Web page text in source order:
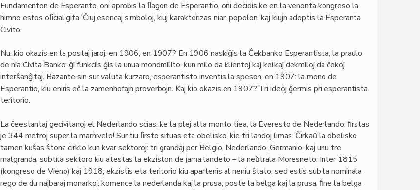
Fundamenton de Esperanto, oni aprobis la ﬂagon de Esperantio, oni decidis ke en la venonta kongreso la
himno estos oﬁcialigita. Ĉiuj esencaj simboloj, kiuj karakterizas nian popolon, kaj kiujn adoptis la Esperanta
Civito.
Nu, kio okazis en la postaj jaroj, en 1906, en 1907? En 1906 naskiĝis la Ĉekbanko Esperantista, la praulo
de nia Civita Banko: ĝi funkciis ĝis la unua mondmilito, kun milo da klientoj kaj kelkaj dekmiloj da ĉekoj
interŝanĝitaj. Bazante sin sur valuta kurzaro, esperantisto inventis la speson, en 1907: la mono de
Esperantio, kiu eniris eĉ la zamenhofajn proverbojn. Kaj kio okazis en 1907? Tri ideoj ĝermis pri esperantista
teritorio.
La ĉeestantaj gecivitanoj el Nederlando scias, ke la plej alta monto tiea, la Everesto de Nederlando, ﬁrstas
je 344 metroj super la marnivelo! Sur tiu ﬁrsto situas eta obelisko, kie tri landoj limas. Ĉirkaŭ la obelisko
tamen kuŝas ŝtona cirklo kun kvar sektoroj: tri grandaj por Belgio, Nederlando, Germanio, kaj unu tre
malgranda, subtila sektoro kiu atestas la ekziston de jama landeto – la neŭtrala Moresneto. Inter 1815
(kongreso de Vieno) kaj 1918, ekzistis eta teritorio kiu apartenis al neniu ŝtato, sed estis sub la nominala
rego de du najbaraj monarkoj: komence la nederlanda kaj la prusa, poste la belga kaj la prusa, ﬁne la belga